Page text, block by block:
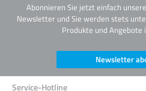
Abonnieren Sie jetzt einfach
Newsletter und Sie werden stets
Produkte und
Newsletter
Service-Hotline